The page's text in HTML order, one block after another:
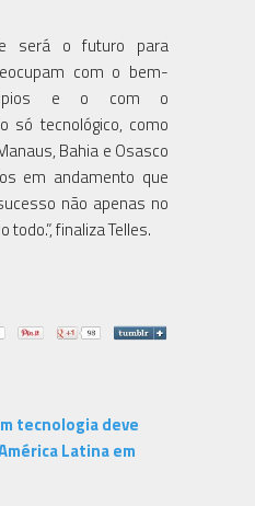
será o futuro para
com o bem-
e o com o
só tecnológico, como
Bahia e Osasco
em andamento que
não apenas no
finaliza Telles.
tecnologia deve
Latina em